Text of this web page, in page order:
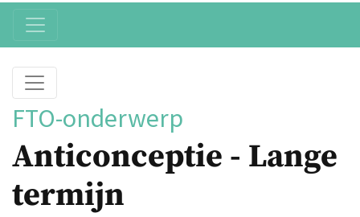
FTO-onderwerp
Anticonceptie - Lange
termijn